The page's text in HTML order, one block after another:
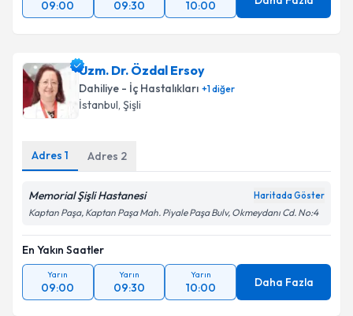
09:00 09:30 10:00
Uzm. Dr. Özdal Ersoy
Dahiliye - İç Hastalıkları +1diğer
İstanbul, Şişli
Adres 1 Adres 2
Memorial Şişli Hastanesi Haritada Göster
Kaptan Paşa, Kaptan Paşa Mah. Piyale Paşa Bulv, Okmeydanı Cd. No:4
En Yakın Saatler
Yarın
09:00
Yarın
09:30
Yarın
10:00 Daha Fazla